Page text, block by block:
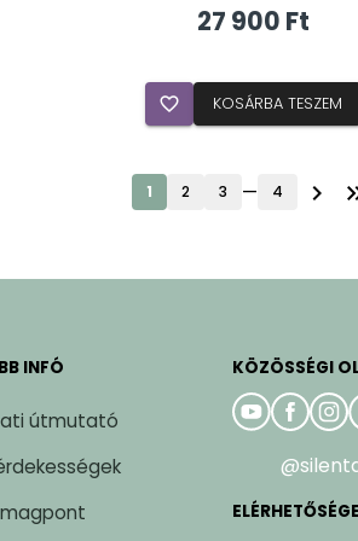
27 900 Ft
favorite_border KOSÁRBA TESZEM
1 2 3 — 4 chevron_right
INFÓ
útmutató
KÖZÖSSÉGI